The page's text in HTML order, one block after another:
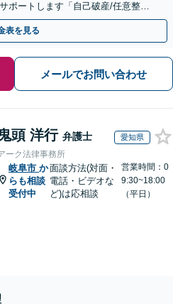
ポートします「自己破産/任意整
払金請求など」
表を見る
メールでお問い合わせ
鬼頭 洋行 弁護士 愛知県
ーク法律事務所
岐阜市 か
らも相談
受付中
面談方法(対面・
電話・ビデオな
ど)は応相談
営業時間：0
9:30~18:00
（平日）